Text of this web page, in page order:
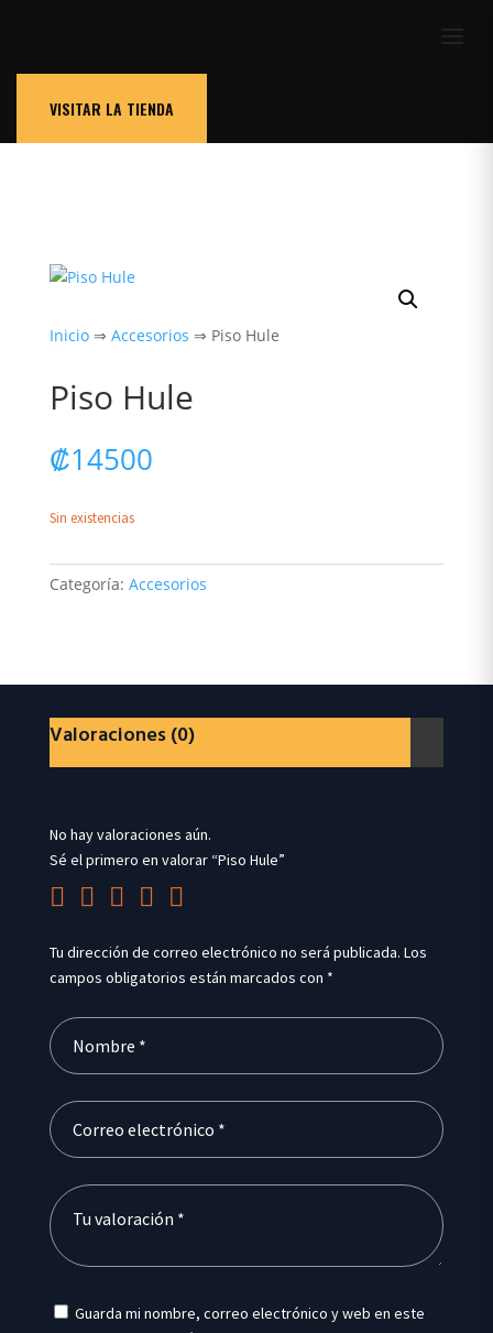
VISITAR LA TIENDA
Inicio⇒ Accesorios ⇒ Piso Hule
Piso Hule
₡14500
Sin existencias
Categoría: Accesorios
Valoraciones (0)
No hay valoraciones aún.
Sé el primero en valorar “Piso Hule”
Tu dirección de correo electrónico no será publicada. Los
campos obligatorios están marcados con *
Guarda mi nombre, correo electrónico y web en este